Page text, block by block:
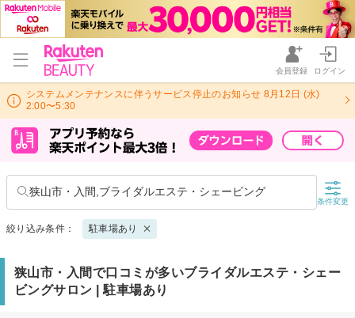
会員登録 ログイン
システムメンテナンスに伴うサービス停止のお知らせ 8月12日 (水)
2:00〜5:30
狭山市・入間,ブライダルエステ・シェービング
条件変更
絞り込み条件： 駐車場あり
狭山市・入間で口コミが多いブライダルエステ・シェー
ビングサロン | 駐車場あり